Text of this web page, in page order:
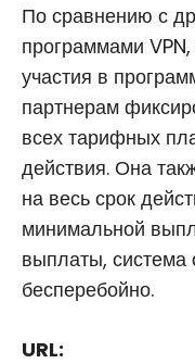
По сравнению с
программами
участия в
партнерам
всех тарифных
действия. Она
на весь срок
минимальной
выплаты, система
бесперебойно.
URL: